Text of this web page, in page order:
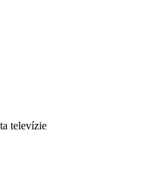
televízie